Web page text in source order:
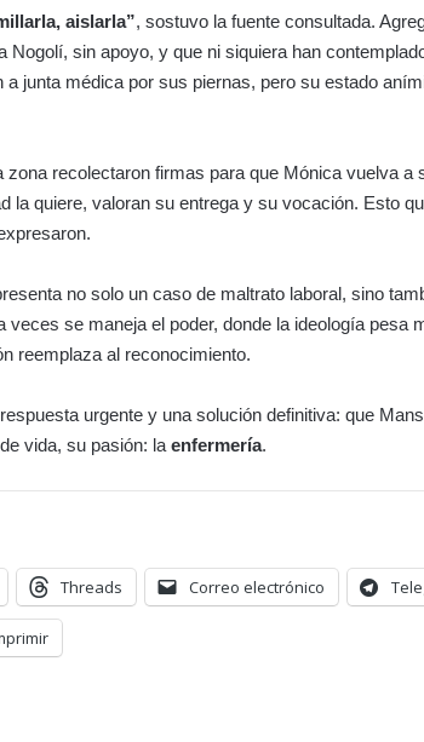
aislarla”, sostuvo la fuente consultada.
Nogolí, sin apoyo, y que ni siquiera han
a junta médica por sus piernas, pero su estado
zona recolectaron firmas para que Mónica vuelva a
la quiere, valoran su entrega y su vocación. Esto
no solo un caso de maltrato laboral, sino
veces se maneja el poder, donde la ideología pesa
reemplaza al reconocimiento.
urgente y una solución definitiva: que
vida, su pasión: laenfermería.
Threads Correo electrónico